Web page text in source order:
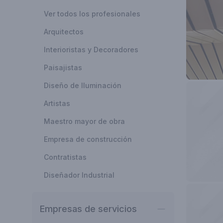
Ver todos los profesionales
Arquitectos
Interioristas y Decoradores
Paisajistas
Diseño de Iluminación
Artistas
Maestro mayor de obra
Empresa de construcción
Contratistas
Diseñador Industrial
Empresas de servicios